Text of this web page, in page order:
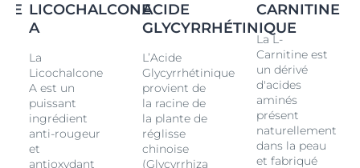
LICOCHALCONE
A
La
Licochalcone
A est un
puissant
ingrédient
anti-rougeur
et
antioxydant
ACIDE
GLYCYRRHÉTINIQUE
L’Acide
Glycyrrhétinique
provient de
la racine de
la plante de
réglisse
chinoise
(Glycyrrhiza
CARNITINE
La L-
Carnitine est
un dérivé
d'acides
aminés
présent
naturellement
dans la peau
et fabriqué